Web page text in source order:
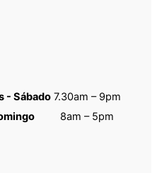
- Sábado 7.30am – 9pm
8am – 5pm